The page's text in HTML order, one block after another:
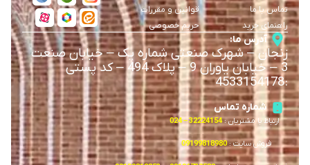
تماس با ما
راهنمای خرید
قوانین و مقررات
حریم خصوصی
آدرس ما:
زنجان–شهرک صنعتی شماره یک–خیابان صنعت
3
–خیابان یاوران 9 –
پلاک 494 – کد پستی
:
4533154178
شماره تماس
ارتباط با مشتریان : 32224154 – 024
فروش سایت :09199818980